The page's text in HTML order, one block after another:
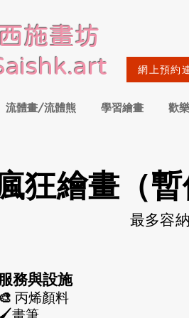
施畫坊
網上預約
流體畫/流體熊 學習繪畫 歡
狂繪畫（暫
最多容
務與設施
🎨 丙烯顏料